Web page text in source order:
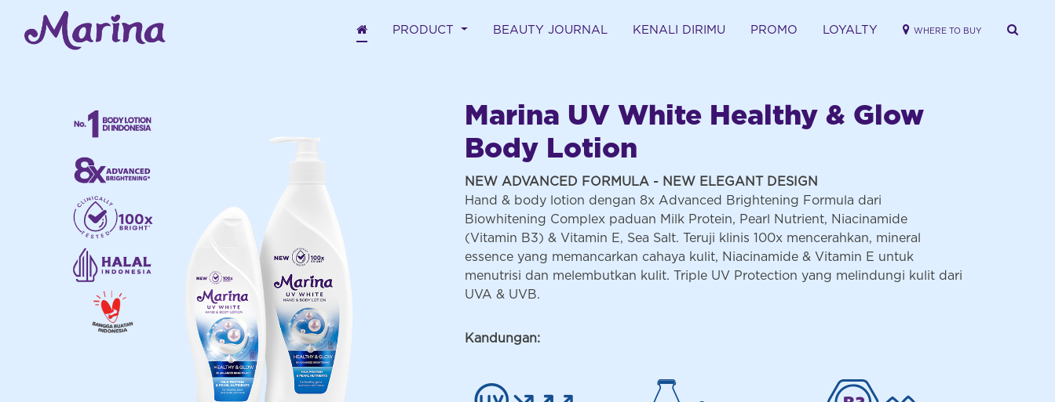
(CURRENT)
PRODUCT BEAUTY JOURNAL KENALI DIRIMU PROMO LOYALTY WHERE TO BUY
Marina UV White Healthy & Glow
Body Lotion
NEW ADVANCED FORMULA - NEW ELEGANT DESIGN
Hand & body lotion dengan 8x Advanced Brightening Formula dari
Biowhitening Complex paduan Milk Protein, Pearl Nutrient, Niacinamide
(Vitamin B3) & Vitamin E, Sea Salt. Teruji klinis 100x mencerahkan, mineral
essence yang memancarkan cahaya kulit, Niacinamide & Vitamin E untuk
menutrisi dan melembutkan kulit. Triple UV Protection yang melindungi kulit dari
UVA & UVB.
Kandungan: